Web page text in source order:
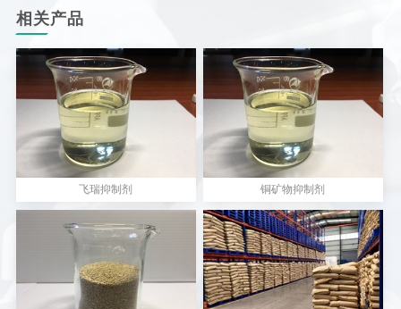
相关产品
飞瑞抑制剂 铜矿物抑制剂